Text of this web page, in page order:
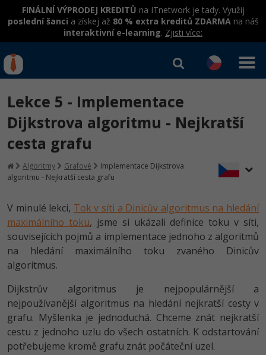
FINÁLNÍ VÝPRODEJ KREDITŮ na ITnetwork je tady. Využij
poslední šanci a získej až 80 % extra kreditů ZDARMAna náš
interaktivní e-learning. Zjisti více:
Rekvalifikace a kurzy
hrazené úřadem práce
Workshopy zdarma
Umělá inteligence v praxi
Datová analýza v praxi
Školení
Základy programování
Objektové programování - OOP
HTML5, CSS3, Bootstrap, SEO
SQL a databáze
Testování a verzování
Školení dle technologií
C# .NET
PHP
JavaScript
Python
Kurzy IT profesí
Junior programátor
Senior programátor
Front-end developer
Specialista na AI a bigdata
C# Game developer
Kurzy programování
Java -80%
C#.NET -80%
JavaScript -80%
PHP -80%
Přihlásit se | Registrovat
Lekce 5 - Implementace
Dijkstrova algoritmu - Nejkratší
cesta grafu
Algoritmy Grafové
Implementace Dijkstrova
algoritmu - Nejkratší cesta grafu
V minulé lekci, Tok v síti a Dinicův algoritmus na hledání
maximálního toku, jsme si ukázali definice toku v síti,
souvisejících pojmů a implementace jednoho z algoritmů
na hledání maximálního toku zvaného Dinicův
algoritmus.
Dijkstrův algoritmus je nejpopulárnější a
nejpoužívanější algoritmus na hledání nejkratší cesty v
grafu. Myšlenka je jednoduchá. Chceme znát nejkratší
cestu z jednoho uzlu do všech ostatních. K odstartování
potřebujeme kromě grafu znát počáteční uzel.